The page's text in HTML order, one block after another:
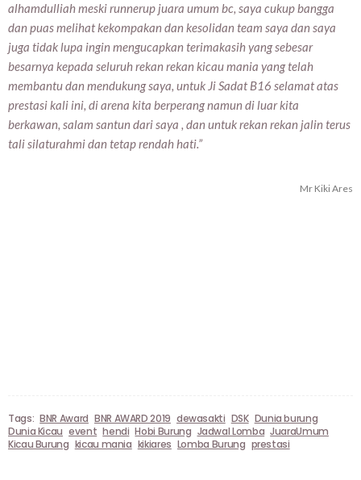
alhamdulliah meski runnerup juara umum bc, saya cukup bangga
dan puas melihat kekompakan dan kesolidan team saya dan saya
juga tidak lupa ingin mengucapkan terimakasih yang sebesar
besarnya kepada seluruh rekan rekan kicau mania yang telah
membantu dan mendukung saya, untuk Ji Sadat B16 selamat atas
prestasi kali ini, di arena kita berperang namun di luar kita
berkawan, salam santun dari saya , dan untuk rekan rekan jalin terus
tali silaturahmi dan tetap rendah hati.”
Mr Kiki Ares
Tags: BNR Award BNR AWARD 2019 dewasakti DSK Dunia burung
Dunia Kicau event hendi Hobi Burung Jadwal Lomba JuaraUmum
Kicau Burung kicau mania kikiares Lomba Burung prestasi